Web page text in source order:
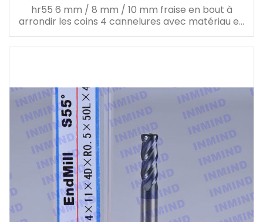
hr55 6 mm / 8 mm / 10 mm fraise en bout à
arrondir les coins 4 cannelures avec matériau en
carbure